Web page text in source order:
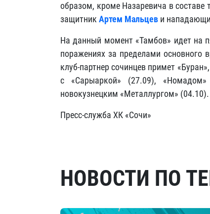
образом, кроме Назаревича в составе
защитник Артем Мальцев и
На данный момент «Тамбов» идет на
поражениях за пределами основного
клуб-партнер сочинцев примет
с «Сарыаркой» (27.09), «Номадом»
новокузнецким «Металлургом» (04.10).
Пресс-служба ХК «Сочи»
НОВОСТИ ПО